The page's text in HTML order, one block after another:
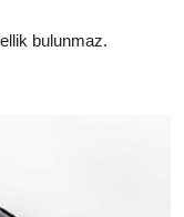
bulunmaz.